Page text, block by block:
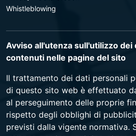
Whistleblowing
Avviso all'utenza sull'utilizzo dei
contenuti nelle pagine del sito
Il trattamento dei dati personali
di questo sito web è effettuato
al perseguimento delle proprie
rispetto degli obblighi di
previsti dalla vigente normativa.